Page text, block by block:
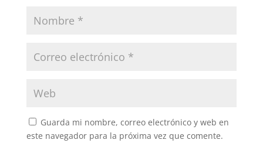
Guarda mi nombre, correo electrónico y web en
este navegador para la próxima vez que comente.